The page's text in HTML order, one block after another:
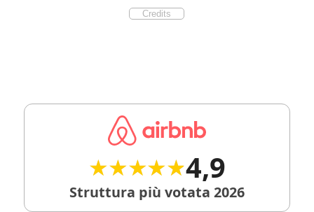
Credits
★★★★★
★★★★★4,9
Struttura più votata 2026